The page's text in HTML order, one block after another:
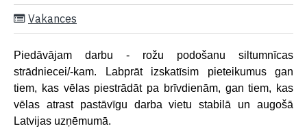
Vakances
Piedāvājam darbu - rožu podošanu siltumnīcas
strādniecei/-kam. Labprāt izskatīsim pieteikumus gan
tiem, kas vēlas piestrādāt pa brīvdienām, gan tiem, kas
vēlas atrast pastāvīgu darba vietu stabilā un augošā
Latvijas uzņēmumā.